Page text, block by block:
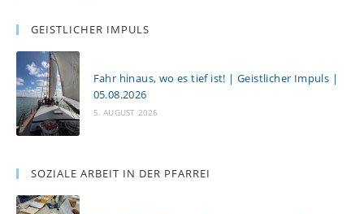
GEISTLICHER IMPULS
Fahr hinaus, wo es tief ist! | Geistlicher Impuls |
05.08.2026
5. AUGUST 2026
SOZIALE ARBEIT IN DER PFARREI